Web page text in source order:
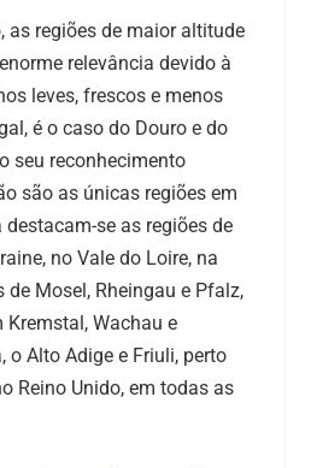
as regiões de maior altitude
relevância devido à
leves, frescos e menos
é o caso do Douro e do
seu reconhecimento
são as únicas regiões em
se as regiões de
no Vale do Loire, na
de Mosel, Rheingau e Pfalz,
Wachau e
o Alto Adige e Friuli, perto
Reino Unido, em todas as